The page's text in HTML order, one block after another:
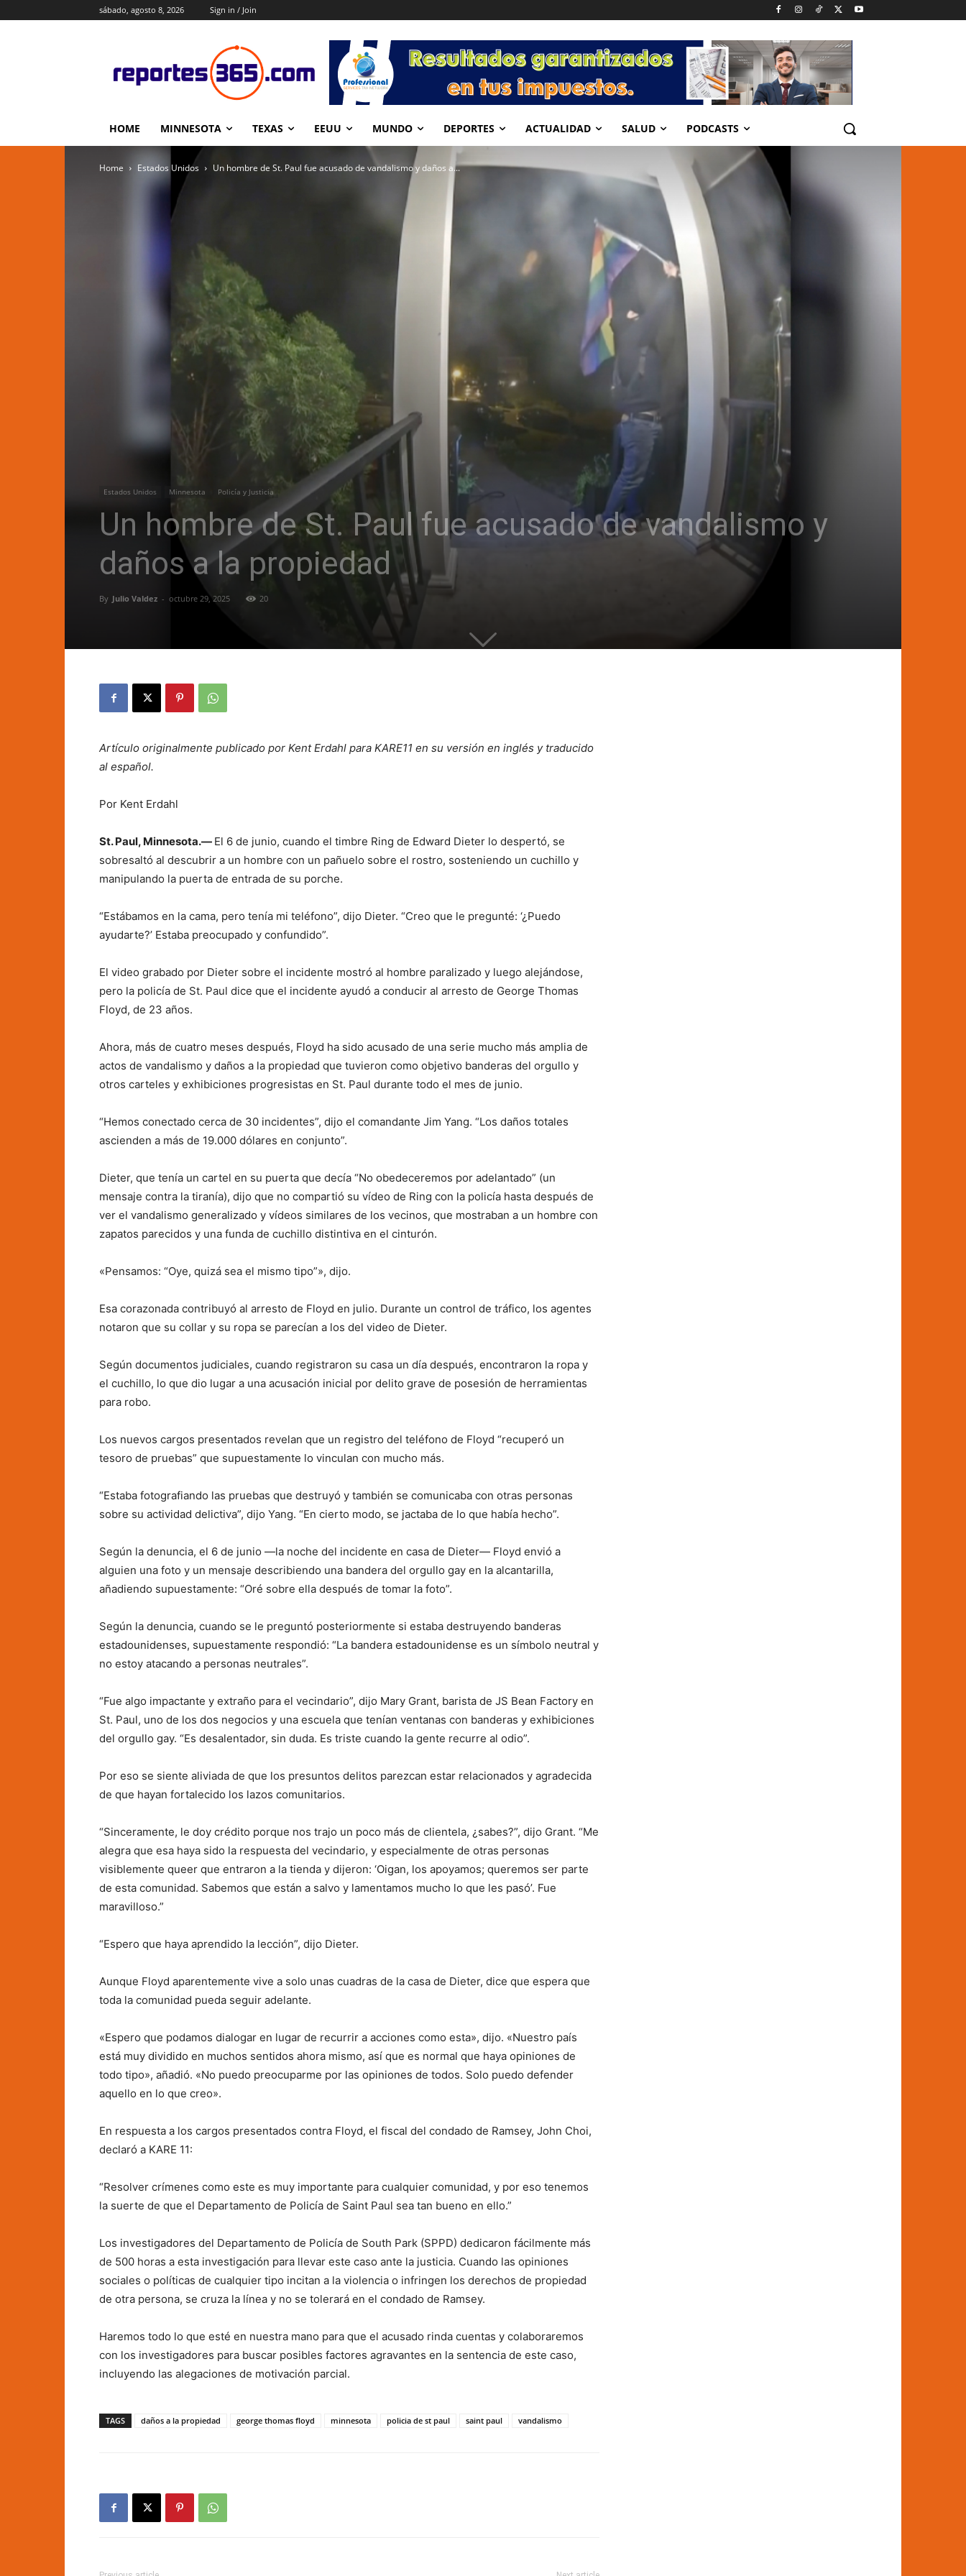
sábado, agosto 8, 2026 Sign in / Join
HOME MINNESOTA TEXAS EEUU MUNDO DEPORTES ACTUALIDAD SALUD PODCASTS
Home Estados Unidos Un hombre de St. Paul fue acusado de vandalismo y daños a...
Estados Unidos Minnesota Policía y Justicia
Un hombre de St. Paul fue acusado de vandalismo y
daños a la propiedad
By Julio Valdez - octubre 29, 2025 20
Artículo originalmente publicado por Kent Erdahl para KARE11 en su versión en inglés y traducido
al español.
Por Kent Erdahl
St. Paul, Minnesota.— El 6 de junio, cuando el timbre Ring de Edward Dieter lo despertó, se
sobresaltó al descubrir a un hombre con un pañuelo sobre el rostro, sosteniendo un cuchillo y
manipulando la puerta de entrada de su porche.
“Estábamos en la cama, pero tenía mi teléfono”, dijo Dieter. “Creo que le pregunté: ‘¿Puedo
ayudarte?’ Estaba preocupado y confundido”.
El video grabado por Dieter sobre el incidente mostró al hombre paralizado y luego alejándose,
pero la policía de St. Paul dice que el incidente ayudó a conducir al arresto de George Thomas
Floyd, de 23 años.
Ahora, más de cuatro meses después, Floyd ha sido acusado de una serie mucho más amplia de
actos de vandalismo y daños a la propiedad que tuvieron como objetivo banderas del orgullo y
otros carteles y exhibiciones progresistas en St. Paul durante todo el mes de junio.
“Hemos conectado cerca de 30 incidentes”, dijo el comandante Jim Yang. “Los daños totales
ascienden a más de 19.000 dólares en conjunto”.
Dieter, que tenía un cartel en su puerta que decía “No obedeceremos por adelantado” (un
mensaje contra la tiranía), dijo que no compartió su vídeo de Ring con la policía hasta después de
ver el vandalismo generalizado y vídeos similares de los vecinos, que mostraban a un hombre con
zapatos parecidos y una funda de cuchillo distintiva en el cinturón.
«Pensamos: “Oye, quizá sea el mismo tipo”», dijo.
Esa corazonada contribuyó al arresto de Floyd en julio. Durante un control de tráfico, los agentes
notaron que su collar y su ropa se parecían a los del video de Dieter.
Según documentos judiciales, cuando registraron su casa un día después, encontraron la ropa y
el cuchillo, lo que dio lugar a una acusación inicial por delito grave de posesión de herramientas
para robo.
Los nuevos cargos presentados revelan que un registro del teléfono de Floyd “recuperó un
tesoro de pruebas” que supuestamente lo vinculan con mucho más.
“Estaba fotografiando las pruebas que destruyó y también se comunicaba con otras personas
sobre su actividad delictiva”, dijo Yang. “En cierto modo, se jactaba de lo que había hecho”.
Según la denuncia, el 6 de junio —la noche del incidente en casa de Dieter— Floyd envió a
alguien una foto y un mensaje describiendo una bandera del orgullo gay en la alcantarilla,
añadiendo supuestamente: “Oré sobre ella después de tomar la foto”.
Según la denuncia, cuando se le preguntó posteriormente si estaba destruyendo banderas
estadounidenses, supuestamente respondió: “La bandera estadounidense es un símbolo neutral y
no estoy atacando a personas neutrales”.
“Fue algo impactante y extraño para el vecindario”, dijo Mary Grant, barista de JS Bean Factory en
St. Paul, uno de los dos negocios y una escuela que tenían ventanas con banderas y exhibiciones
del orgullo gay. “Es desalentador, sin duda. Es triste cuando la gente recurre al odio”.
Por eso se siente aliviada de que los presuntos delitos parezcan estar relacionados y agradecida
de que hayan fortalecido los lazos comunitarios.
“Sinceramente, le doy crédito porque nos trajo un poco más de clientela, ¿sabes?”, dijo Grant. “Me
alegra que esa haya sido la respuesta del vecindario, y especialmente de otras personas
visiblemente queer que entraron a la tienda y dijeron: ‘Oigan, los apoyamos; queremos ser parte
de esta comunidad. Sabemos que están a salvo y lamentamos mucho lo que les pasó’. Fue
maravilloso.”
“Espero que haya aprendido la lección”, dijo Dieter.
Aunque Floyd aparentemente vive a solo unas cuadras de la casa de Dieter, dice que espera que
toda la comunidad pueda seguir adelante.
«Espero que podamos dialogar en lugar de recurrir a acciones como esta», dijo. «Nuestro país
está muy dividido en muchos sentidos ahora mismo, así que es normal que haya opiniones de
todo tipo», añadió. «No puedo preocuparme por las opiniones de todos. Solo puedo defender
aquello en lo que creo».
En respuesta a los cargos presentados contra Floyd, el fiscal del condado de Ramsey, John Choi,
declaró a KARE 11:
“Resolver crímenes como este es muy importante para cualquier comunidad, y por eso tenemos
la suerte de que el Departamento de Policía de Saint Paul sea tan bueno en ello.”
Los investigadores del Departamento de Policía de South Park (SPPD) dedicaron fácilmente más
de 500 horas a esta investigación para llevar este caso ante la justicia. Cuando las opiniones
sociales o políticas de cualquier tipo incitan a la violencia o infringen los derechos de propiedad
de otra persona, se cruza la línea y no se tolerará en el condado de Ramsey.
Haremos todo lo que esté en nuestra mano para que el acusado rinda cuentas y colaboraremos
con los investigadores para buscar posibles factores agravantes en la sentencia de este caso,
incluyendo las alegaciones de motivación parcial.
TAGS daños a la propiedad george thomas floyd minnesota policia de st paul saint paul vandalismo